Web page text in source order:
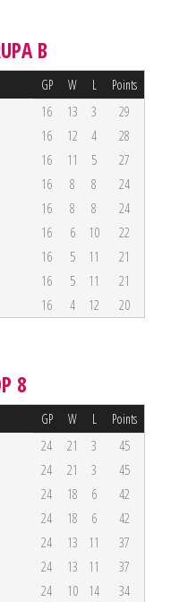
B
GP W L Points
16 13 3
29
16 12 4
28
16 11 5
27
16 8 8
24
16 8 8
24
16 6 10
22
16 5 11
21
16 5 11
21
16 4 12 20
8
GP W L Points
24 21 3
45
24 21 3
45
24 18 6
42
24 18 6
42
24 13 11
37
24 13 11
37
24 10 14
34